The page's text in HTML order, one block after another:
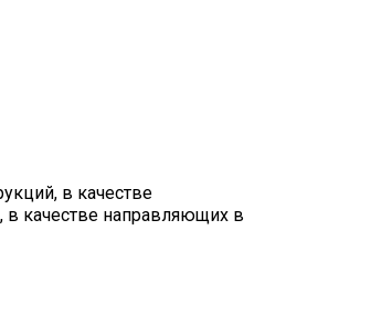
в качестве
в качестве направляющих в